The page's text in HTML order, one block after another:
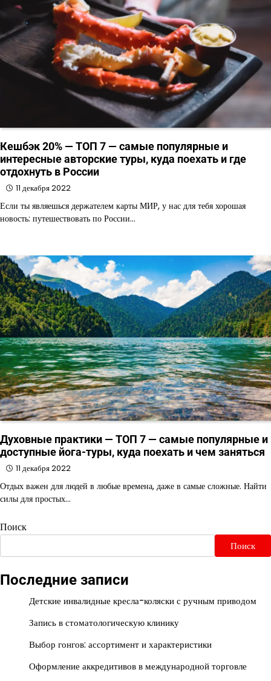
Кешбэк 20% — ТОП 7 — самые популярные и
интересные авторские туры, куда поехать и где
отдохнуть в России
11 декабря 2022
Если ты являешься держателем карты МИР, у нас для тебя хорошая
новость: путешествовать по России…
Духовные практики — ТОП 7 — самые популярные и
доступные йога-туры, куда поехать и чем заняться
11 декабря 2022
Отдых важен для людей в любые времена, даже в самые сложные. Найти
силы для простых…
Поиск
Поиск
Последние записи
Детские инвалидные кресла-коляски с ручным приводом
Запись в стоматологическую клинику
Выбор гонгов: ассортимент и характеристики
Оформление аккредитивов в международной торговле